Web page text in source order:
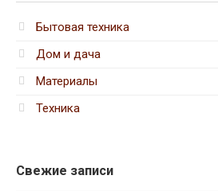
Бытовая техника
Дом и дача
Материалы
Техника
Свежие записи